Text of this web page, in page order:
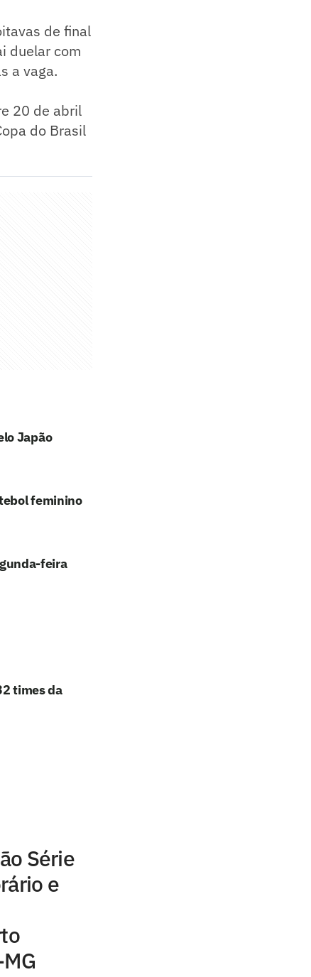
de final
duelar com
a vaga.
20 de abril
do Brasil
Japão
feminino
feira
times da
Série
e